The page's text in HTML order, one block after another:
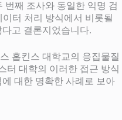
번째 조사와 동일한 익명 검
터 처리 방식에서 비롯될
고 결론지었습니다.
홉킨스 대학교의 응집물질
터 대학의 이러한 접근 방식
대한 명확한 사례로 보아